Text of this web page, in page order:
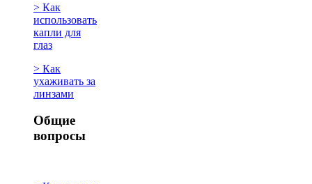
> Как
использовать
капли для
глаз
> Как
ухаживать за
линзами
Общие
вопросы